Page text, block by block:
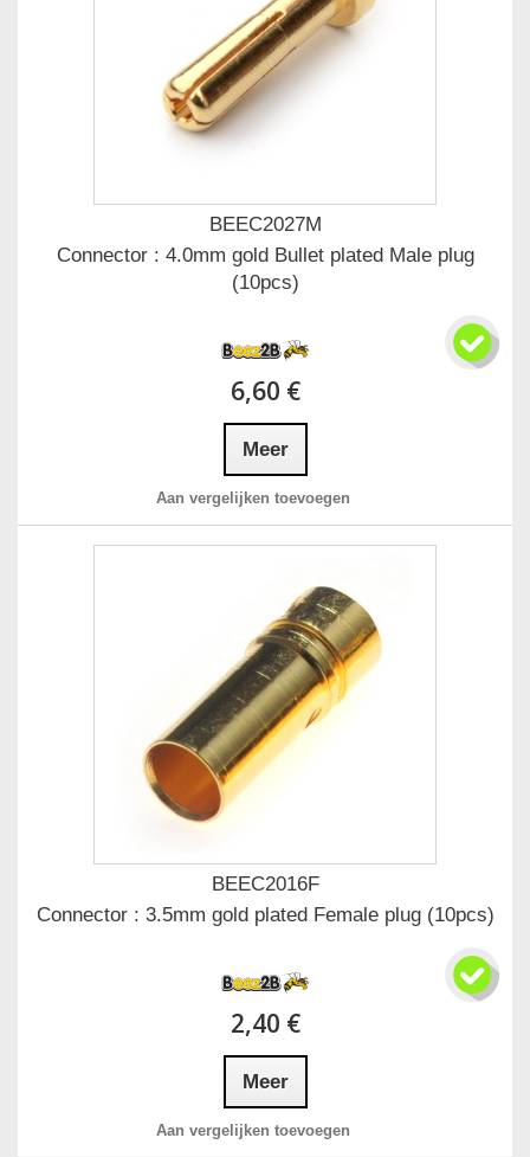
BEEC2027M
Connector : 4.0mm gold Bullet plated Male plug
(10pcs)
6,60 €
Meer
Aan vergelijken toevoegen
BEEC2016F
Connector : 3.5mm gold plated Female plug (10pcs)
2,40 €
Meer
Aan vergelijken toevoegen